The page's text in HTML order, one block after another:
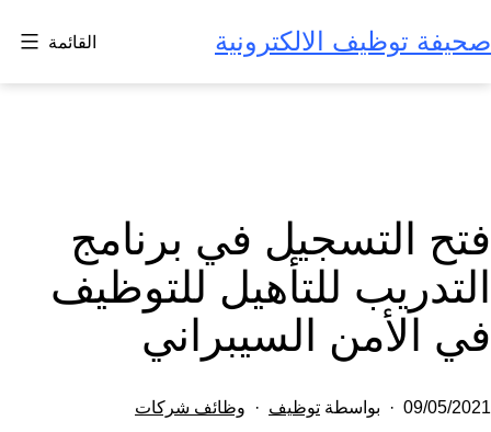
إلى
المحتوى
صحيفة توظيف الالكترونية القائمة
فتح التسجيل في برنامج
التدريب للتأهيل للتوظيف
في الأمن السيبراني
تم
09/05/2021 بواسطة توظيف
مصنف
وظائف شركات